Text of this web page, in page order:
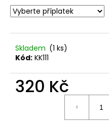
Skladem (1 ks)
Kód: KK111
320 Kč